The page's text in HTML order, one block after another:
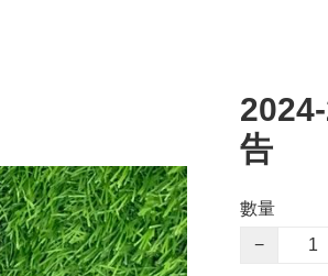
告
數量
−